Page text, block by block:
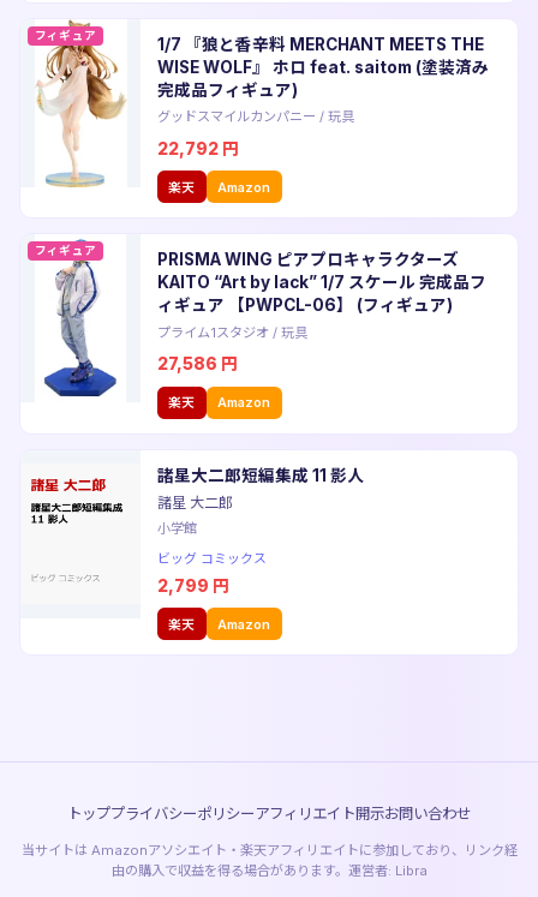
フィギュア
1/7 『狼と香辛料 MERCHANT MEETS THE
WISE WOLF』 ホロ feat. saitom (塗装済み
完成品フィギュア)
グッドスマイルカンパニー / 玩具
22,792 円
楽天 Amazon
フィギュア
PRISMA WING ピアプロキャラクターズ
KAITO “Art by lack” 1/7 スケール 完成品フ
ィギュア 【PWPCL-06】 (フィギュア)
プライム1スタジオ / 玩具
27,586 円
楽天 Amazon
諸星大二郎短編集成 11 影人
諸星 大二郎
小学館
ビッグ コミックス
2,799 円
楽天 Amazon
トッププライバシーポリシー アフィリエイト開示お問い合わせ
当サイトは Amazonアソシエイト・楽天アフィリエイトに参加しており、リンク経
由の購入で収益を得る場合があります。運営者: Libra